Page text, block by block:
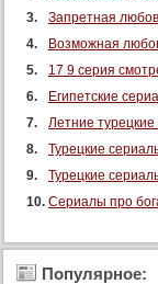
Запретная
Возможная
17 9 серия
Египетские
Летние
Турецкие
Турецкие
Сериалы про
Популярное: